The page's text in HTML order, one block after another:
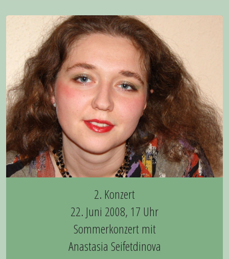
2. Konzert
22. Juni 2008, 17 Uhr
Sommerkonzert mit
Anastasia Seifetdinova